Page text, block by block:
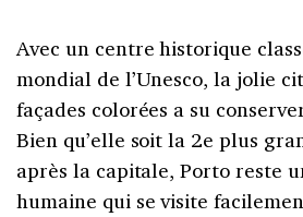
Avec un centre historique
mondial de l’Unesco, la jolie
façades colorées a su
Bien qu’elle soit la 2e plus
après la capitale, Porto reste
humaine qui se visite